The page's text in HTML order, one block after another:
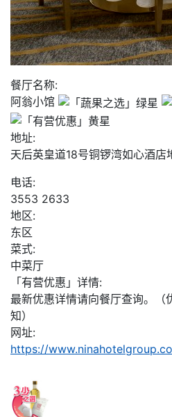
餐厅名称:
阿翁小馆
地址:
天后英皇道18号铜锣湾如心酒店
电话:
3553 2633
地区:
东区
菜式:
中菜厅
「有营优惠」详情:
最新优惠详情请向餐厅查询。（
知）
网址:
https://